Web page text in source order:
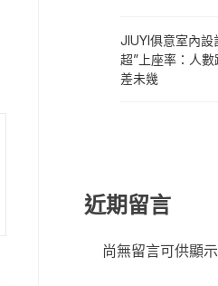
JIUYI俱意室內設
超”上座率：人
差未幾
近期留言
尚無留言可供顯示